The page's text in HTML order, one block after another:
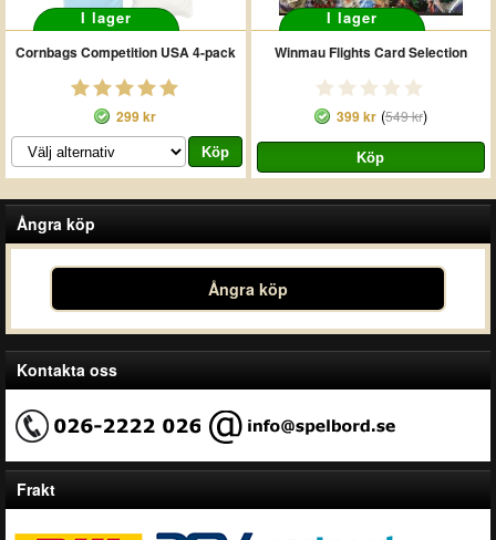
I lager
Cornbags Competition USA 4-pack
299 kr
I lager
Winmau Flights Card Selection
399 kr(549 kr)
Ångra köp
Ångra köp
Kontakta oss
Frakt